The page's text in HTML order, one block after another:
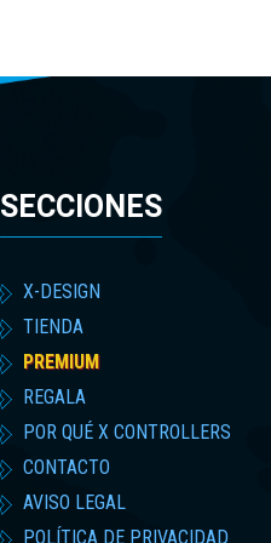
SECCIONES
X-DESIGN
TIENDA
PREMIUM
REGALA
POR QUÉ X CONTROLLERS
CONTACTO
AVISO LEGAL
POLÍTICA DE PRIVACIDAD